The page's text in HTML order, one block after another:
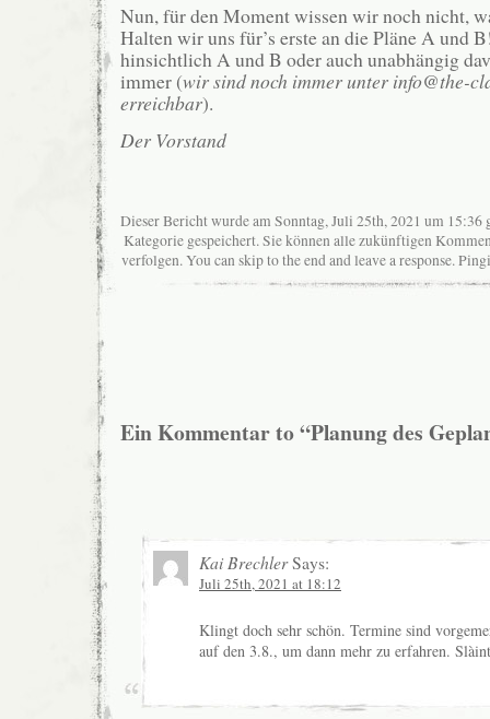
Nun, für den Moment wissen wir noch nicht,
Halten wir uns für’s erste an die Pläne A und
hinsichtlich A und B oder auch unabhängig
immer (wir sind noch immer unter info@the-
erreichbar).
Der Vorstand
Dieser Bericht wurde am Sonntag, Juli 25th, 2021 um 15:36
Kategorie gespeichert. Sie können alle zukünftigen
verfolgen. You can skip to the end and leave a response.
Ein Kommentar to “Planung des
Kai BrechlerSays:
Juli 25th, 2021 at 18:12
Klingt doch sehr schön. Termine sind
auf den 3.8., um dann mehr zu erfahren.